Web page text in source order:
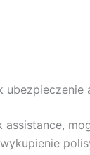
ubezpieczenie